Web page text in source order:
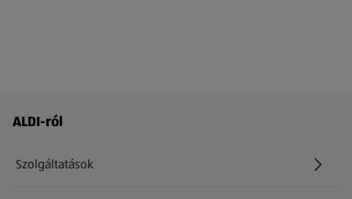
Láblécmenü - további linkek
ALDI-ról
Szolgáltatások